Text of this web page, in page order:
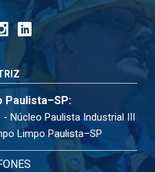
Paulista–SP:
Núcleo Paulista Industrial III
Limpo Paulista–SP